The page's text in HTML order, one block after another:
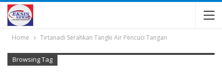
Home Tirtanadi Serahkan Tangki Air Pencuci Tangan
Browsing Tag